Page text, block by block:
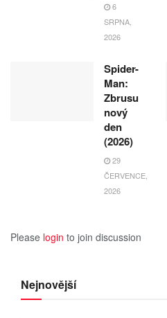
6
SRPNA,
2026
Spider-
Man:
Zbrusu
nový
den
(2026)
29
ČERVENCE,
2026
Please login to join discussion
Nejnovější